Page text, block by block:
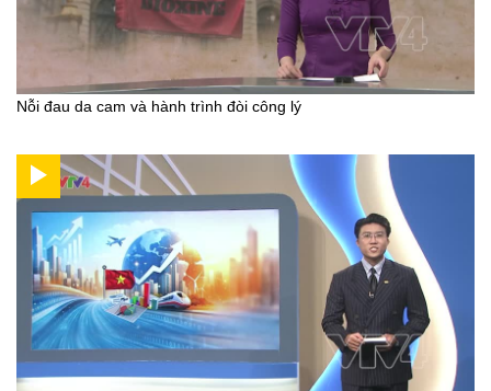
Nỗi đau da cam và hành trình đòi công lý